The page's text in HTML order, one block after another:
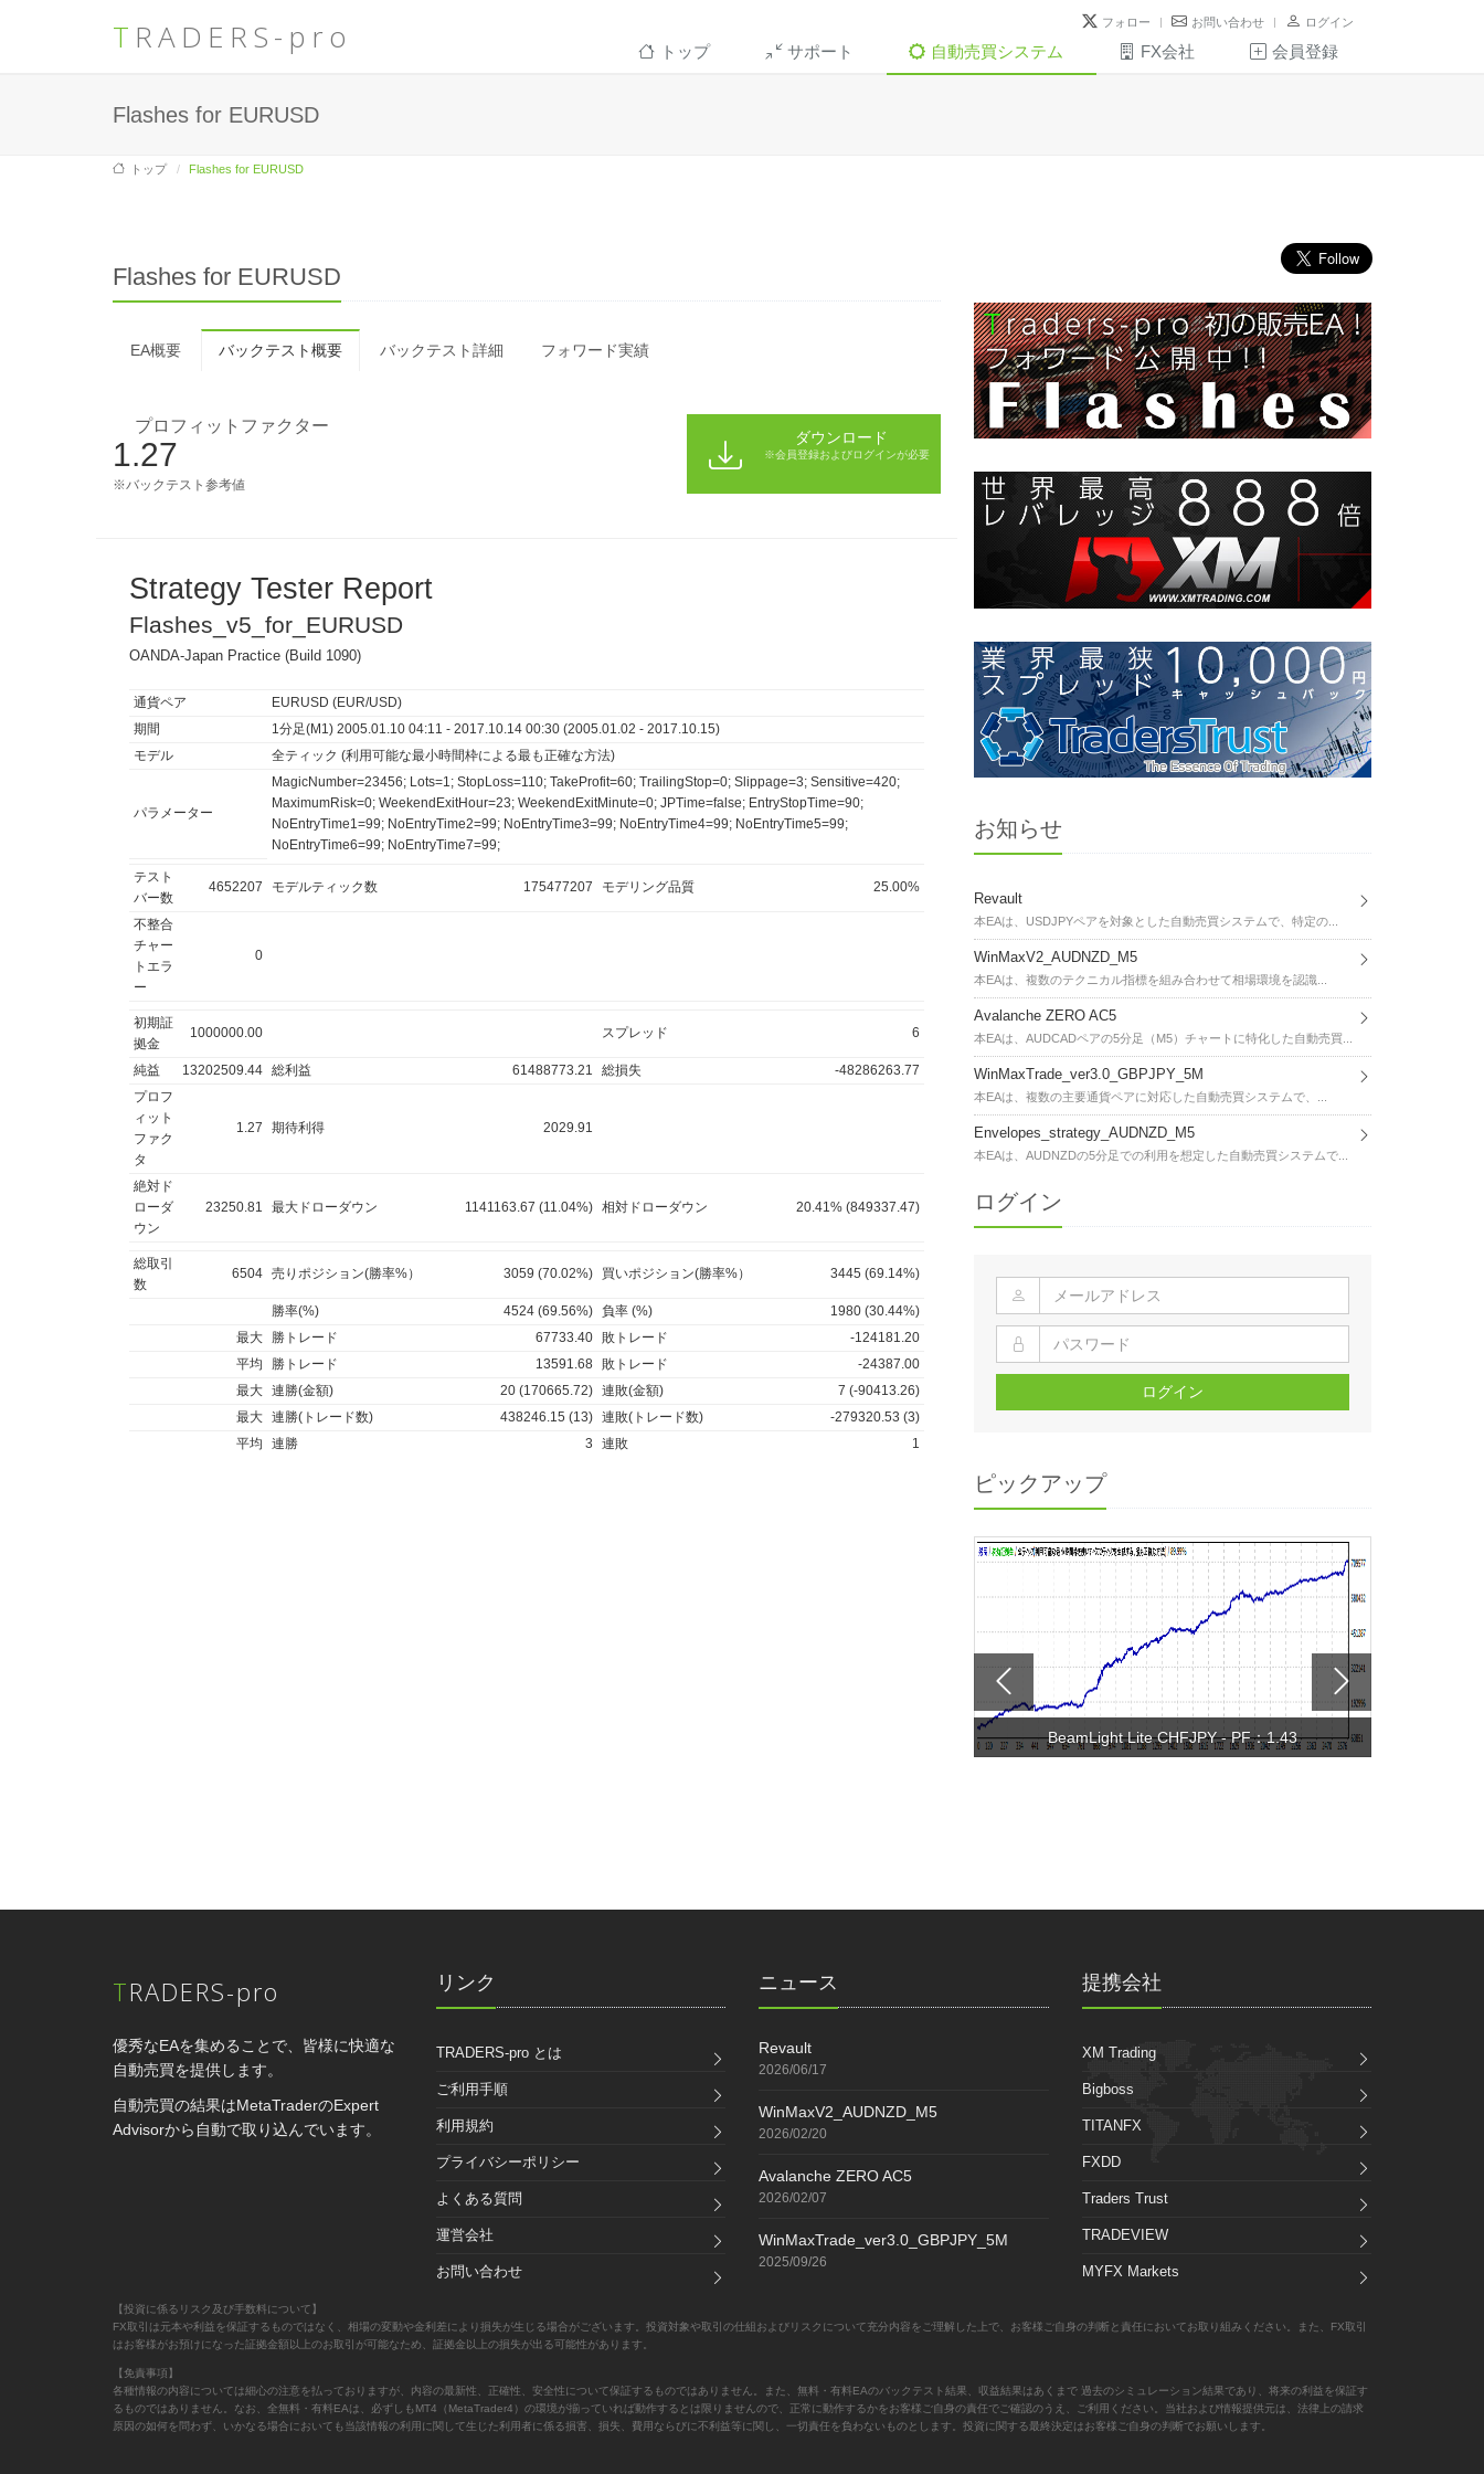
TRADERS-pro フォロー お問い合わせ ログイン
トップ サポート 自動売買システム FX会社 会員登録
Flashes for EURUSD
トップ Flashes for EURUSD
Flashes for EURUSD
EA概要 バックテスト概要 バックテスト詳細 フォワード実績
プロフィットファクター
1.27
※バックテスト参考値
ダウンロード
※会員登録およびログインが必要
Strategy Tester Report
Flashes_v5_for_EURUSD
OANDA-Japan Practice (Build 1090)
通貨ペア
EURUSD (EUR/USD)
期間
1分足(M1) 2005.01.10 04:11 - 2017.10.14 00:30 (2005.01.02 - 2017.10.15)
モデル
全ティック (利用可能な最小時間枠による最も正確な方法)
パラメーター
MagicNumber=23456; Lots=1; StopLoss=110; TakeProfit=60; TrailingStop=0; Slippage=3; Sensitive=420;
MaximumRisk=0; WeekendExitHour=23; WeekendExitMinute=0; JPTime=false; EntryStopTime=90;
NoEntryTime1=99; NoEntryTime2=99; NoEntryTime3=99; NoEntryTime4=99; NoEntryTime5=99;
NoEntryTime6=99; NoEntryTime7=99;
テスト
バー数
4652207 モデルティック数 175477207 モデリング品質 25.00%
不整合
チャー
トエラ
ー
0
初期証
拠金
1000000.00 スプレッド 6
純益 13202509.44 総利益 61488773.21 総損失
-48286263.77
プロフ
ィット
ファク
タ
1.27 期待利得 2029.91
絶対ド
ローダ
ウン
23250.81 最大ドローダウン 1141163.67 (11.04%) 相対ドローダウン 20.41% (849337.47)
総取引
数
6504 売りポジション(勝率%） 3059 (70.02%) 買いポジション(勝率%） 3445 (69.14%)
勝率(%) 4524 (69.56%) 負率 (%)
1980 (30.44%)
最大
勝トレード 67733.40 敗トレード
-124181.20
平均
勝トレード 13591.68 敗トレード
-24387.00
最大 連勝(金額) 20 (170665.72) 連敗(金額)
7 (-90413.26)
最大 連勝(トレード数) 438246.15 (13) 連敗(トレード数)
-279320.53 (3)
平均
連勝 3 連敗 1
お知らせ
Revault
本EAは、USDJPYペアを対象とした自動売買システムで、特定の...
WinMaxV2_AUDNZD_M5
本EAは、複数のテクニカル指標を組み合わせて相場環境を認識...
Avalanche ZERO AC5
本EAは、AUDCADペアの5分足（M5）チャートに特化した自動売買...
WinMaxTrade_ver3.0_GBPJPY_5M
本EAは、複数の主要通貨ペアに対応した自動売買システムで、...
Envelopes_strategy_AUDNZD_M5
本EAは、AUDNZDの5分足での利用を想定した自動売買システムで...
ログイン
ログイン
ピックアップ
BeamLight Lite CHFJPY - PF：1.43
TRADERS-pro
優秀なEAを集めることで、皆様に快適な
自動売買を提供します。
自動売買の結果はMetaTraderのExpert
Advisorから自動で取り込んでいます。
リンク
TRADERS-pro とは
ご利用手順
利用規約
プライバシーポリシー
よくある質問
運営会社
お問い合わせ
ニュース
Revault
2026/06/17
WinMaxV2_AUDNZD_M5
2026/02/20
Avalanche ZERO AC5
2026/02/07
WinMaxTrade_ver3.0_GBPJPY_5M
2025/09/26
提携会社
XM Trading
Bigboss
TITANFX
FXDD
Traders Trust
TRADEVIEW
MYFX Markets
【投資に係るリスク及び手数料について】
FX取引は元本や利益を保証するものではなく、相場の変動や金利差により損失が生じる場合がございます。投資対象や取引の仕組およびリスクについて充分内容をご理解した上で、お客様ご自身の判断と責任においてお取り組みください。また、FX取引
はお客様がお預けになった証拠金額以上のお取引が可能なため、証拠金以上の損失が出る可能性があります。
【免責事項】
各種情報の内容については細心の注意を払っておりますが、内容の最新性、正確性、安全性について保証するものではありません。また、無料・有料EAのバックテスト結果、収益結果はあくまで 過去のシミュレーション結果であり、将来の利益を保証す
るものではありません。なお、全無料・有料EAは、必ずしもMT4（MetaTrader4）の環境が揃っていれば動作するとは限りませんので、正常に動作するかをお客様ご自身の責任でご確認のうえ、ご利用ください。当社および情報提供元は、法律上の請求
原因の如何を問わず、いかなる場合においても当該情報の利用に関して生じた利用者に係る損害、損失、費用ならびに不利益等に関し、一切責任を負わないものとします。投資に関する最終決定はお客様ご自身の判断でお願いします。